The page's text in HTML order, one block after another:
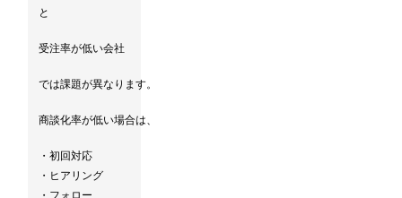
と
受注率が低い会社
では課題が異なります。
商談化率が低い場合は、
・初回対応
・ヒアリング
・フォロー